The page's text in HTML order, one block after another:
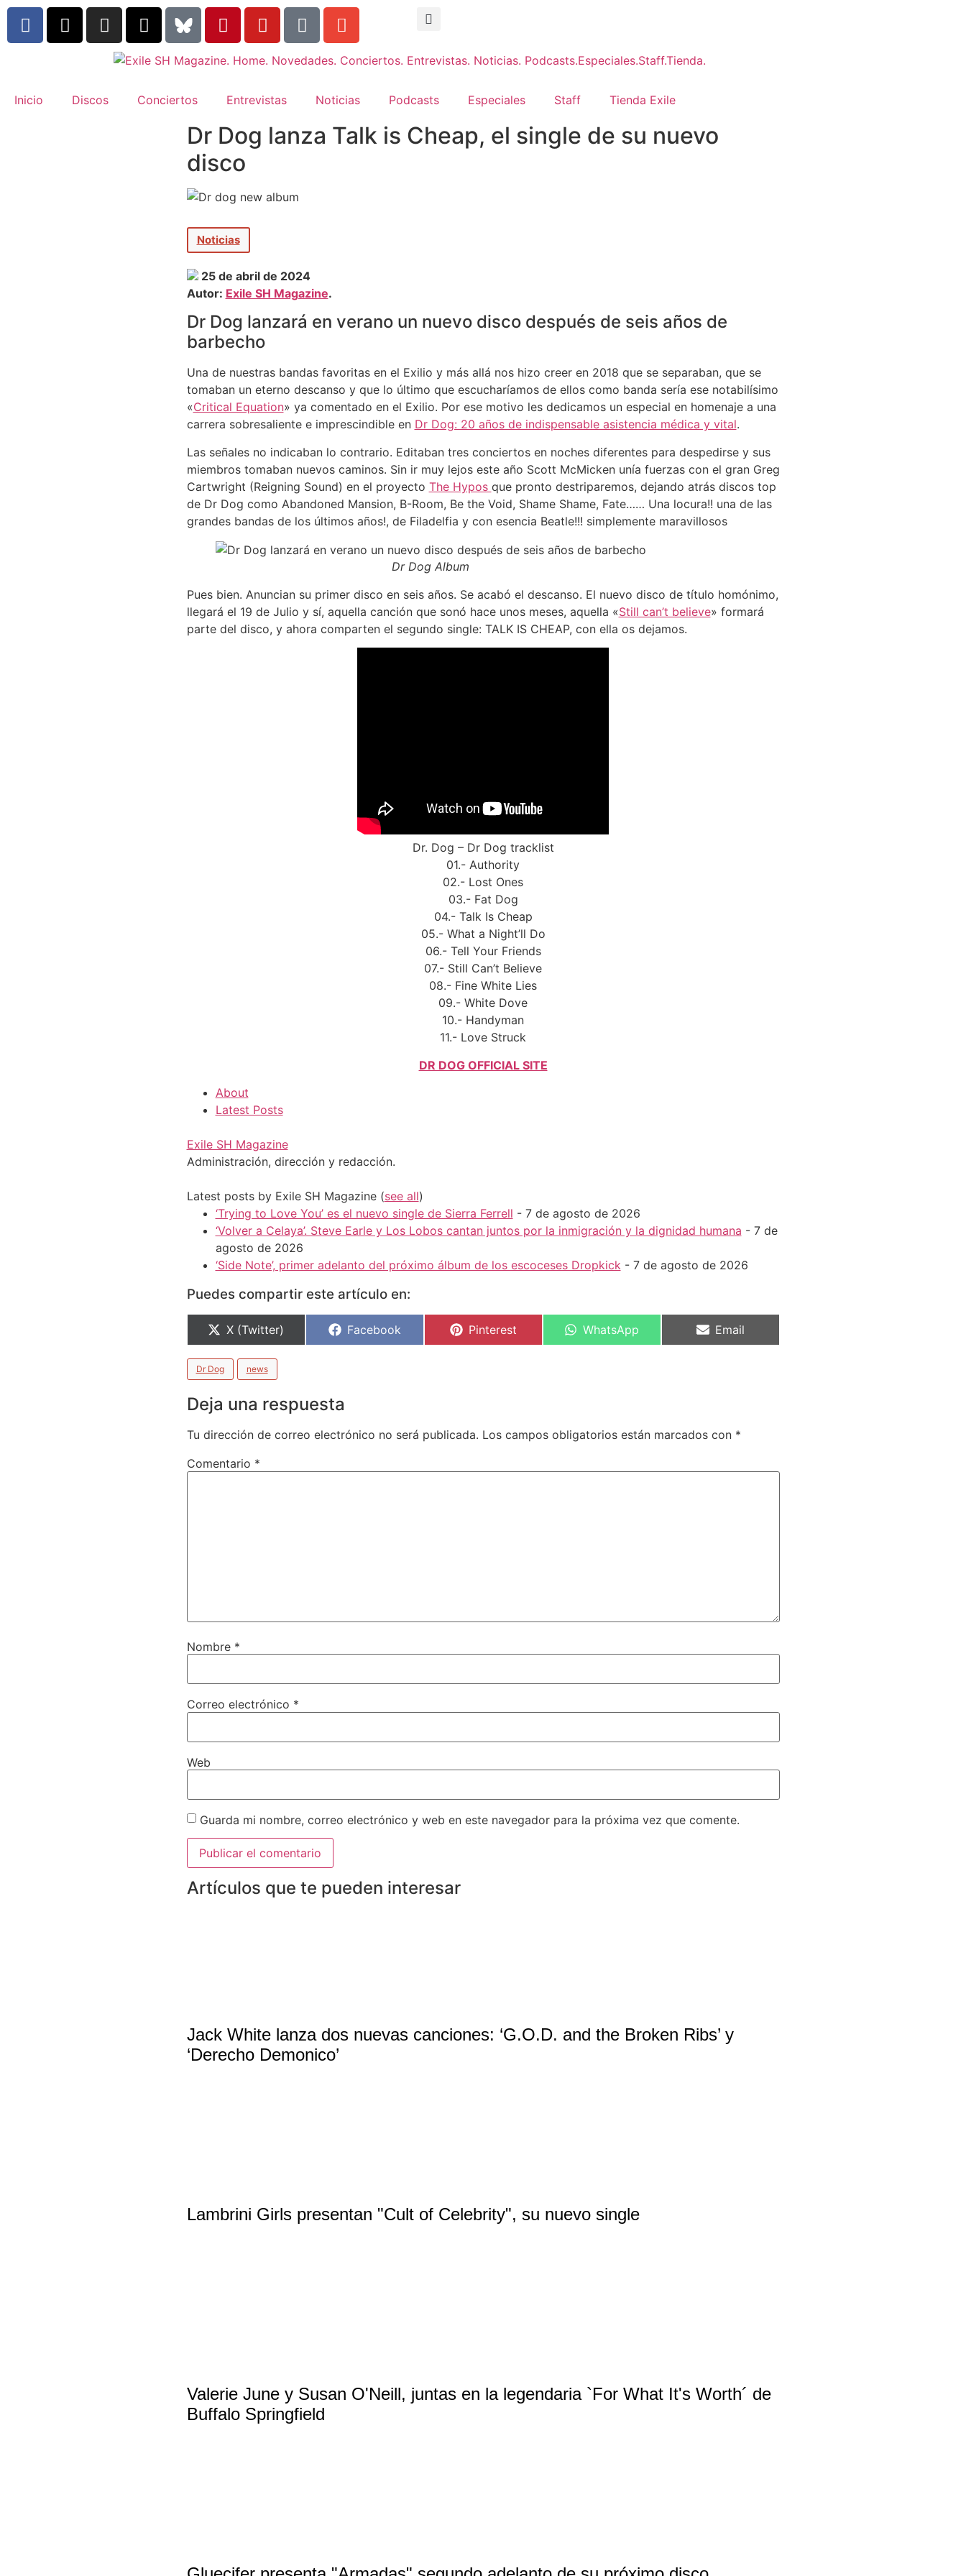
Inicio Discos Conciertos Entrevistas Noticias Podcasts Especiales Staff Tienda Exile
Dr Dog lanza Talk is Cheap, el single de su nuevo
disco
Noticias
25 de abril de 2024
Autor: Exile SH Magazine.
Dr Dog lanzará en verano un nuevo disco después de seis años de
barbecho
Una de nuestras bandas favoritas en el Exilio y más allá nos hizo creer en 2018 que se separaban, que se
tomaban un eterno descanso y que lo último que escucharíamos de ellos como banda sería ese notabilísimo
«Critical Equation» ya comentado en el Exilio. Por ese motivo les dedicamos un especial en homenaje a una
carrera sobresaliente e imprescindible en Dr Dog: 20 años de indispensable asistencia médica y vital.
Las señales no indicaban lo contrario. Editaban tres conciertos en noches diferentes para despedirse y sus
miembros tomaban nuevos caminos. Sin ir muy lejos este año Scott McMicken unía fuerzas con el gran Greg
Cartwright (Reigning Sound) en el proyecto The Hypos que pronto destriparemos, dejando atrás discos top
de Dr Dog como Abandoned Mansion, B-Room, Be the Void, Shame Shame, Fate…… Una locura!! una de las
grandes bandas de los últimos años!, de Filadelfia y con esencia Beatle!!! simplemente maravillosos
Dr Dog Album
Pues bien. Anuncian su primer disco en seis años. Se acabó el descanso. El nuevo disco de título homónimo,
llegará el 19 de Julio y sí, aquella canción que sonó hace unos meses, aquella «Still can’t believe» formará
parte del disco, y ahora comparten el segundo single: TALK IS CHEAP, con ella os dejamos.
Dr. Dog – Dr Dog tracklist
01.- Authority
02.- Lost Ones
03.- Fat Dog
04.- Talk Is Cheap
05.- What a Night’ll Do
06.- Tell Your Friends
07.- Still Can’t Believe
08.- Fine White Lies
09.- White Dove
10.- Handyman
11.- Love Struck
DR DOG OFFICIAL SITE
About
Latest Posts
Exile SH Magazine
Administración, dirección y redacción.
Latest posts by Exile SH Magazine (see all)
‘Trying to Love You’ es el nuevo single de Sierra Ferrell - 7 de agosto de 2026
‘Volver a Celaya’. Steve Earle y Los Lobos cantan juntos por la inmigración y la dignidad humana - 7 de
agosto de 2026
‘Side Note’, primer adelanto del próximo álbum de los escoceses Dropkick - 7 de agosto de 2026
Puedes compartir este artículo en:
X (Twitter) Facebook Pinterest WhatsApp Email
Dr Dog news
Deja una respuesta
Tu dirección de correo electrónico no será publicada. Los campos obligatorios están marcados con *
Comentario *
Nombre *
Correo electrónico *
Web
Guarda mi nombre, correo electrónico y web en este navegador para la próxima vez que comente.
Artículos que te pueden interesar
Jack White lanza dos nuevas canciones: ‘G.O.D. and the Broken Ribs’ y
‘Derecho Demonico’
Lambrini Girls presentan "Cult of Celebrity", su nuevo single
Valerie June y Susan O'Neill, juntas en la legendaria `For What It's Worth´ de
Buffalo Springfield